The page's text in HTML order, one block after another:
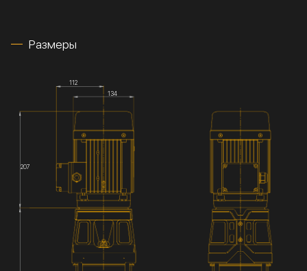
Размеры
112
134
207